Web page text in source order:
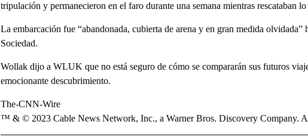
tripulación y permanecieron en el faro durante una semana mientras rescataban
La embarcación fue “abandonada, cubierta de arena y en gran medida
Sociedad.
Wollak dijo a WLUK que no está seguro de cómo se compararán sus futuros
emocionante descubrimiento.
The-CNN-Wire
™ & © 2023 Cable News Network, Inc., a Warner Bros. Discovery Company.